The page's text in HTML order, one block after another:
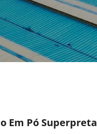
Em Pó Superpreta